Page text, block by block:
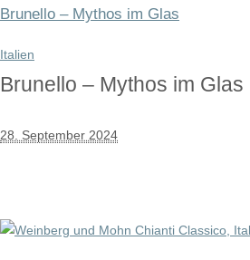
Brunello – Mythos im Glas
Italien
Brunello – Mythos im Glas
28. September 2024